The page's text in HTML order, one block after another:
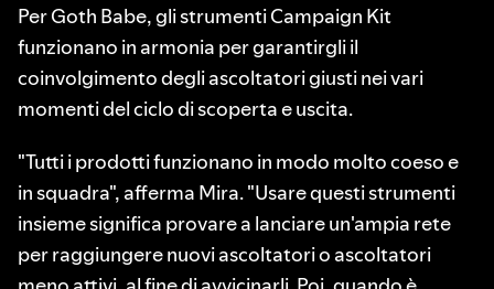
Per Goth Babe, gli strumenti Campaign Kit
funzionano in armonia per garantirgli il
coinvolgimento degli ascoltatori giusti nei vari
momenti del ciclo di scoperta e uscita.
"Tutti i prodotti funzionano in modo molto coeso e
in squadra", afferma Mira. "Usare questi strumenti
insieme significa provare a lanciare un'ampia rete
per raggiungere nuovi ascoltatori o ascoltatori